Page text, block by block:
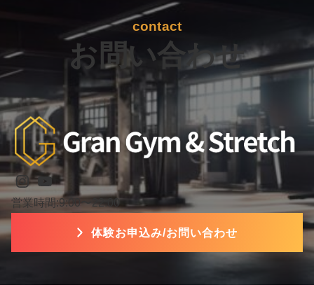
contact
お問い合わせ
Instagram
YouTube
営業時間:9:00〜22:00
体験お申込み/お問い合わせ